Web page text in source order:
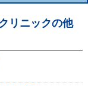
リニックの他